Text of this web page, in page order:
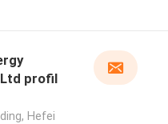
Ltd profil
Hefei